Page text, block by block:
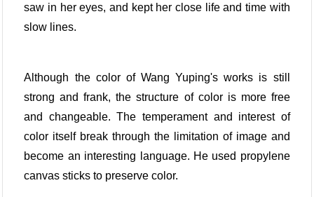
saw in her eyes, and kept her close life and time with
slow lines.
Although the color of Wang Yuping's works is still
strong and frank, the structure of color is more free
and changeable. The temperament and interest of
color itself break through the limitation of image and
become an interesting language. He used propylene
canvas sticks to preserve color.